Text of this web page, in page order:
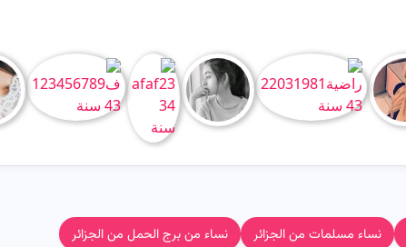
نساء مسلمات من الجزائر نساء من برج الحمل من الجزائر